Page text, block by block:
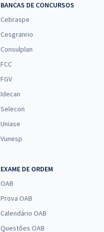
BANCAS DE CONCURSOS
Cebraspe
Cesgranrio
Consulplan
FCC
FGV
Idecan
Selecon
Uniase
Vunesp
EXAME DE ORDEM
OAB
Prova OAB
Calendário OAB
Questões OAB